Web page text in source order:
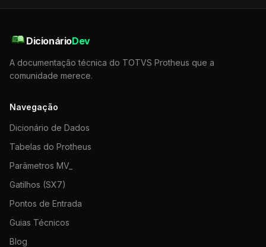
DicionárioDev
A documentação técnica do TOTVS Protheus que a
comunidade merece.
Navegação
Dicionário de Dados
Tabelas do Protheus
Parâmetros MV_
Gatilhos (SX7)
Pontos de Entrada
Guias Técnicos
Blog